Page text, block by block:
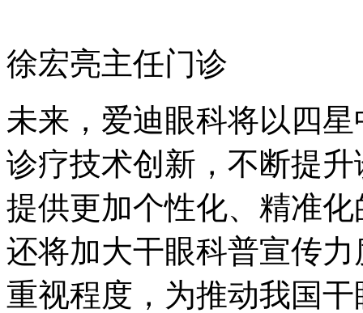
徐宏亮主任门诊
未来，爱迪眼科将以四
诊疗技术创新，不断提
提供更加个性化、精准
还将加大干眼科普宣传
重视程度，为推动我国